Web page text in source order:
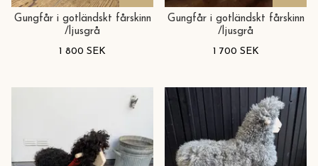
Gungfår i gotländskt fårskinn
/ljusgrå
1 800 SEK
Gungfår i gotländskt fårskinn
/ljusgrå
1 700 SEK